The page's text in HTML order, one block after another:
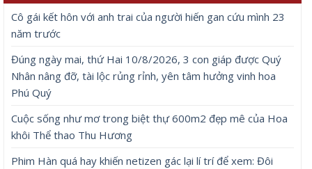
Cô gái kết hôn với anh trai của người hiến gan cứu mình 23
năm trước
Đúng ngày mai, thứ Hai 10/8/2026, 3 con giáp được Quý
Nhân nâng đỡ, tài lộc rủng rỉnh, yên tâm hưởng vinh hoa
Phú Quý
Cuộc sống như mơ trong biệt thự 600m2 đẹp mê của Hoa
khôi Thể thao Thu Hương
Phim Hàn quá hay khiến netizen gác lại lí trí để xem: Đôi